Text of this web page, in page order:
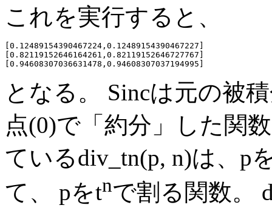
これを実行すると、
[0.12489154390467224,0.12489154390467227]
[0.82119152646164261,0.82119152646727767]
となる。 Sincは元の被
点(0)で「約分」した関
ているdiv_tn(p, n)は、p
て、 pをtnで割る関数。